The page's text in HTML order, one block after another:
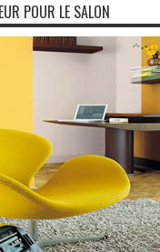
POUR LE SALON